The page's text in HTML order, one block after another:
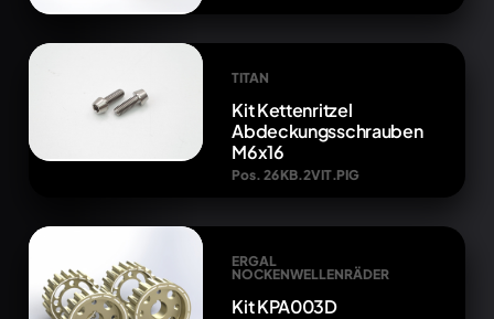
TITAN
Kit Kettenritzel
Abdeckungsschrauben
M6x16
Pos. 26 KB.2VIT.PIG
ERGAL
NOCKENWELLENRÄDER
Kit KPA003D